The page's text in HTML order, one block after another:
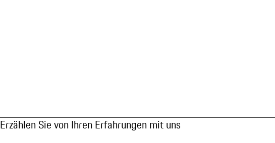
Erzählen Sie von Ihren Erfahrungen mit uns